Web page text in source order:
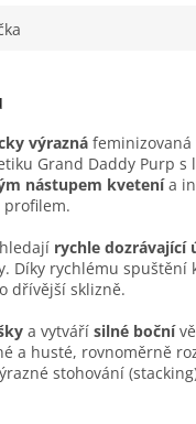
výrazná
Grand Daddy Purp s
nástupem kvetenía
profilem.
rychle dozrávající
Díky rychlému spuštění
dřívější sklizně.
a vytváří silné boční
a husté, rovnoměrně
stohování